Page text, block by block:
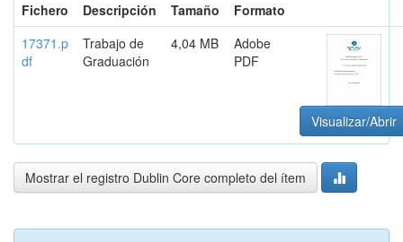
Fichero
Descripción Tamaño
Formato
17371.p
df
Trabajo de
Graduación
4,04 MB
Adobe
PDF
Visualizar/Abrir
Mostrar el registro Dublin Core completo del ítem